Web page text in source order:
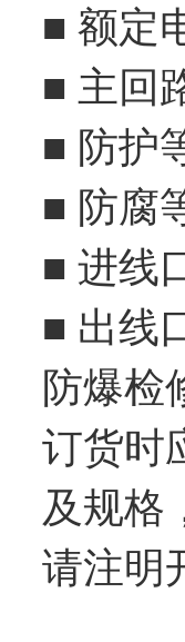
■ 额定
■ 主回
■ 防护
■ 防腐
■ 进线
■ 出线
防爆检
订货时
及规格
请注明